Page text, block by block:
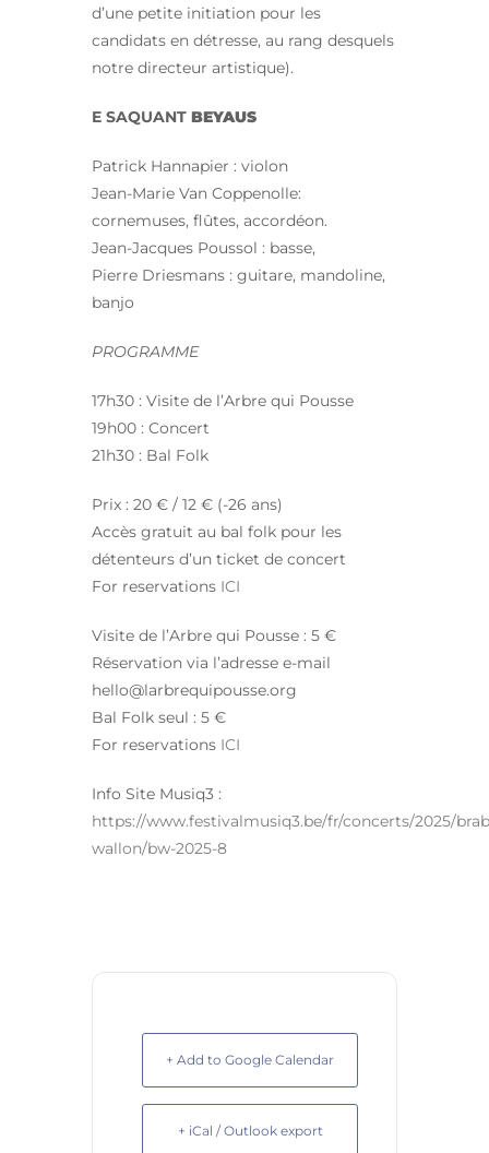
d’une petite initiation pour les
candidats en détresse, au rang desquels
notre directeur artistique).
E SAQUANT BEYAUS
Patrick Hannapier : violon
Jean-Marie Van Coppenolle:
cornemuses, flûtes, accordéon.
Jean-Jacques Poussol : basse,
Pierre Driesmans : guitare, mandoline,
banjo
PROGRAMME
17h30 : Visite de l’Arbre qui Pousse
19h00 : Concert
21h30 : Bal Folk
Prix : 20 € / 12 € (-26 ans)
Accès gratuit au bal folk pour les
détenteurs d’un ticket de concert
For reservations ICI
Visite de l’Arbre qui Pousse : 5 €
Réservation via l’adresse e-mail
hello@larbrequipousse.org
Bal Folk seul : 5 €
For reservations ICI
Info Site Musiq3 :
https://www.festivalmusiq3.be/fr/concerts/2025/
wallon/bw-2025-8
+ Add to Google Calendar
+ iCal / Outlook export